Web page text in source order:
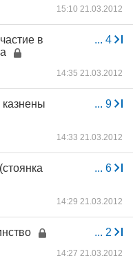
15:10 21.03.2012
... 4
в
14:35 21.03.2012
... 9
казнены
14:33 21.03.2012
... 6
14:29 21.03.2012
... 2
14:27 21.03.2012